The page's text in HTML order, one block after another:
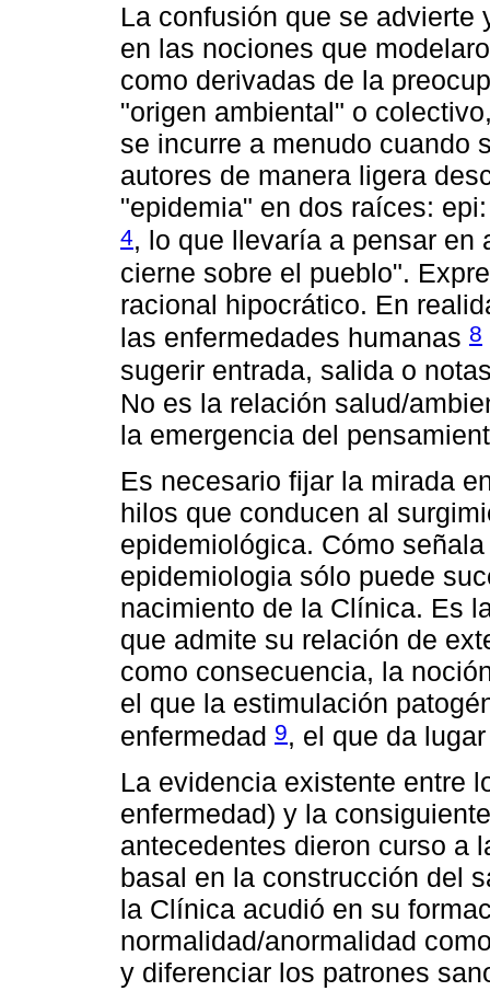
La confusión que se advierte
en las nociones que
como derivadas de la
"origen ambiental" o
se incurre a menudo cuando
autores de manera ligera
"epidemia" en dos raíces:
4, lo que llevaría a pensar en
cierne sobre el pueblo".
racional hipocrático. En
las enfermedades humanas 8
sugerir entrada, salida o
No es la relación salud/
la emergencia del
Es necesario fijar la mirada
hilos que conducen al
epidemiológica. Cómo
epidemiologia sólo puede
nacimiento de la Clínica. Es
que admite su relación de
como consecuencia, la
el que la estimulación
enfermedad 9, el que da
La evidencia existente entre
enfermedad) y la
antecedentes dieron curso a
basal en la construcción del
la Clínica acudió en su
normalidad/anormalidad
y diferenciar los patrones